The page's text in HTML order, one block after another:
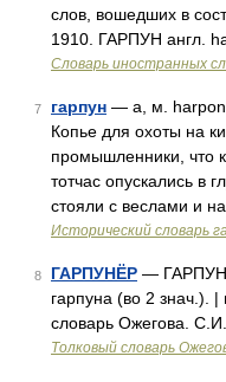
слов, вошедших в
1910. ГАРПУН англ.
Словарь иностранных
7 гарпун — а, м. harpon
Копье для охоты на
промышленники, что
тотчас опускались в
стояли с веслами и
Исторический словарь
8 ГАРПУНЁР —
гарпуна (во 2 знач.).
словарь Ожегова.
Толковый словарь